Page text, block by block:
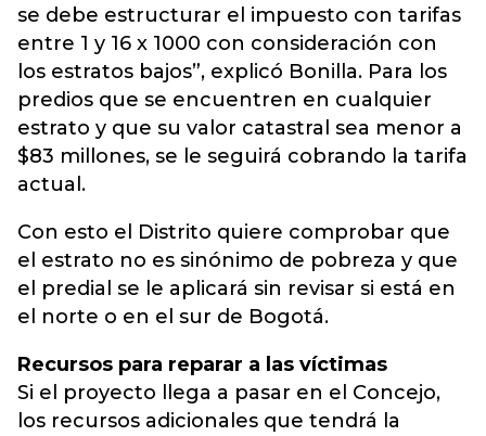
se debe estructurar el impuesto con tarifas
entre 1 y 16 x 1000 con consideración con
los estratos bajos”, explicó Bonilla. Para los
predios que se encuentren en cualquier
estrato y que su valor catastral sea menor a
$83 millones, se le seguirá cobrando la tarifa
actual.
Con esto el Distrito quiere comprobar que
el estrato no es sinónimo de pobreza y que
el predial se le aplicará sin revisar si está en
el norte o en el sur de Bogotá.
Recursos para reparar a las víctimas
Si el proyecto llega a pasar en el Concejo,
los recursos adicionales que tendrá la